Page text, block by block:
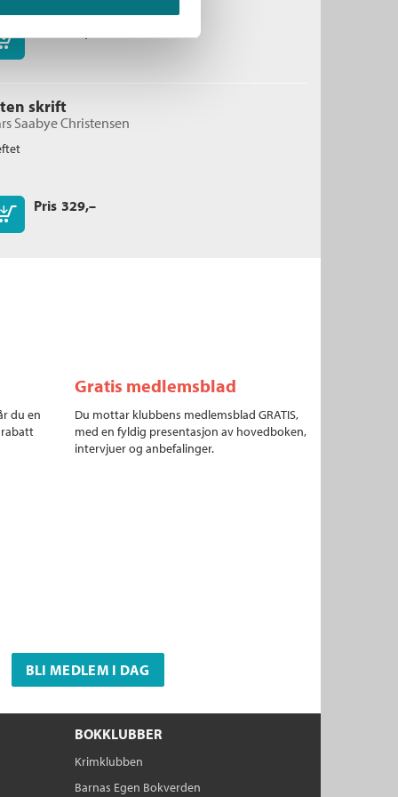
Kjøp
skrift
Saabye Christensen
Pris 329,–
Kjøp
du en
Gratis medlemsblad
Du mottar klubbens medlemsblad GRATIS,
med en fyldig presentasjon av hovedboken,
intervjuer og anbefalinger.
BLI MEDLEM I DAG
BOKKLUBBER
Krimklubben
Barnas Egen Bokverden